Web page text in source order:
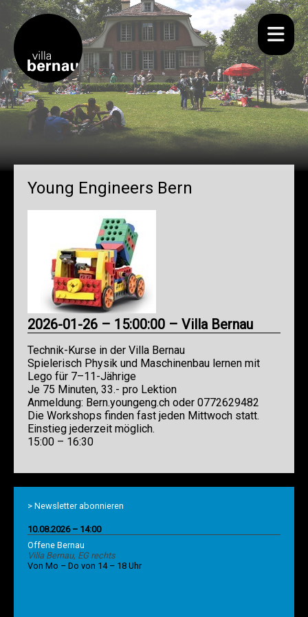
Wir
Für dich
Agenda
Young Engineers Bern
2026-01-26 – 15:00:00 – Villa Bernau
Technik-Kurse in der Villa Bernau
Spielerisch Physik und Maschinenbau lernen mit
Lego für 7–11-Jährige
Je 75 Minuten, 33.- pro Lektion
Anmeldung: Bern.youngeng.ch oder 0772629482
Die Workshops finden fast jeden Mittwoch statt.
Einstieg jederzeit möglich.
15:00 – 16:30
> Newsletter abonnieren
10.08.2026 – 14:00
Offene Bernau
Villa Bernau, EG rechts
Von Mo – Do von 14 – 18 Uhr